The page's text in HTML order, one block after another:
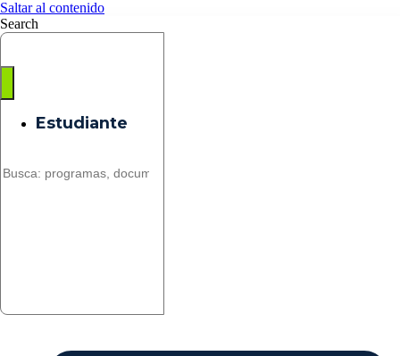
Saltar al contenido
Search
Estudiante